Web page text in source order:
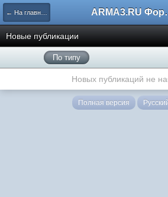
← На главную
Новые публикации
По типу
Новых публикаций не
Полная версия